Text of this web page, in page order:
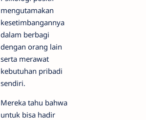
mengutamakan
kesetimbangannya
dalam berbagi
dengan orang lain
serta merawat
kebutuhan pribadi
sendiri.
Mereka tahu bahwa
untuk bisa hadir